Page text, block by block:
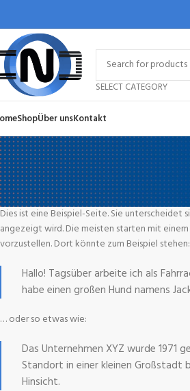
SELECT CATEGORY
ShopÜber unsKontakt
Dies ist eine Beispiel-Seite. Sie
angezeigt wird. Die meisten starten mit
vorzustellen. Dort könnte zum Beispiel stehen:
Hallo! Tagsüber arbeite ich als
habe einen großen Hund namens
… oder so etwas wie:
Das Unternehmen XYZ wurde
Standort in einer kleinen
Hinsicht.